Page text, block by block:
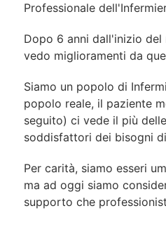
Professionale
Dopo 6 anni dall'inizio
vedo miglioramenti da
Siamo un popolo di
popolo reale, il paziente
seguito) ci vede il più
soddisfattori dei bisogni
Per carità, siamo esseri
ma ad oggi siamo
supporto che